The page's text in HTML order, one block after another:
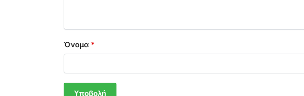
Όνομα *